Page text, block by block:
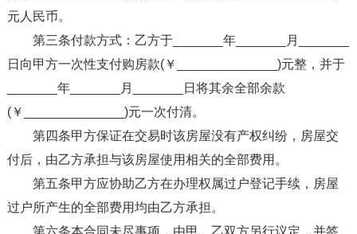
元人民币。
第三条付款方式：乙方于_______年_______月_______
日向甲方一次性支付购房款(￥______________)元整，并于
_______年_______月_______日将其余全部余款
(￥______________)元一次付清。
第四条甲方保证在交易时该房屋没有产权纠纷，房屋交
付后，由乙方承担与该房屋使用相关的全部费用。
第五条甲方应协助乙方在办理权属过户登记手续，房屋
过户所产生的全部费用均由乙方承担。
第六条本合同未尽事项，由甲、乙双方另行议定，并签